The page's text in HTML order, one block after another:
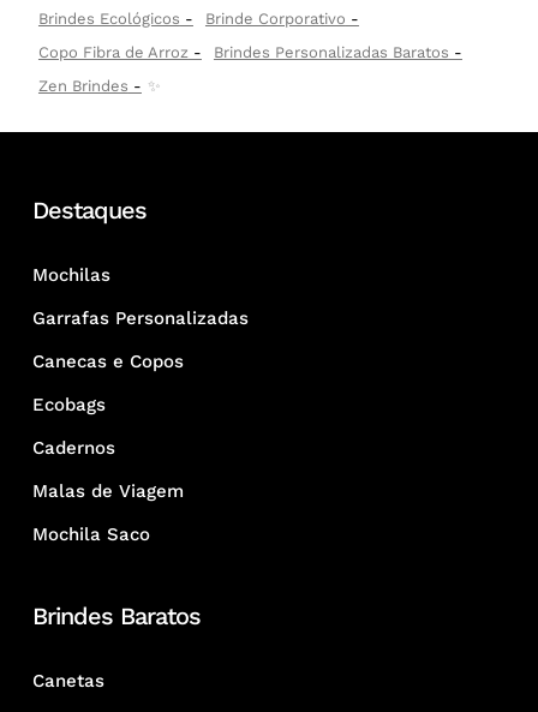
Brindes Ecológicos
Brinde Corporativo
Copo Fibra de Arroz
Brindes Personalizadas Baratos
Zen Brindes
✨
Destaques
Mochilas
Garrafas Personalizadas
Canecas e Copos
Ecobags
Cadernos
Malas de Viagem
Mochila Saco
Brindes Baratos
Canetas